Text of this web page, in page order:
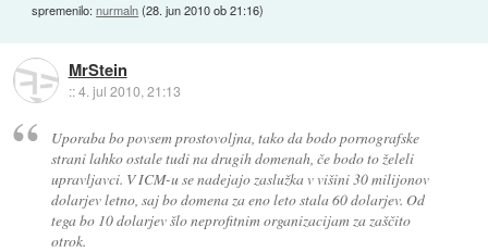
spremenilo:nurmaln(28. jun 2010 ob 21:16)
MrStein
::4. jul 2010, 21:13
Uporaba bo povsem prostovoljna, tako da bodo pornografske
strani lahko ostale tudi na drugih domenah, če bodo to želeli
upravljavci. V ICM-u se nadejajo zaslužka v višini 30 milijonov
dolarjev letno, saj bo domena za eno leto stala 60 dolarjev. Od
tega bo 10 dolarjev šlo neprofitnim organizacijam za zaščito
otrok.